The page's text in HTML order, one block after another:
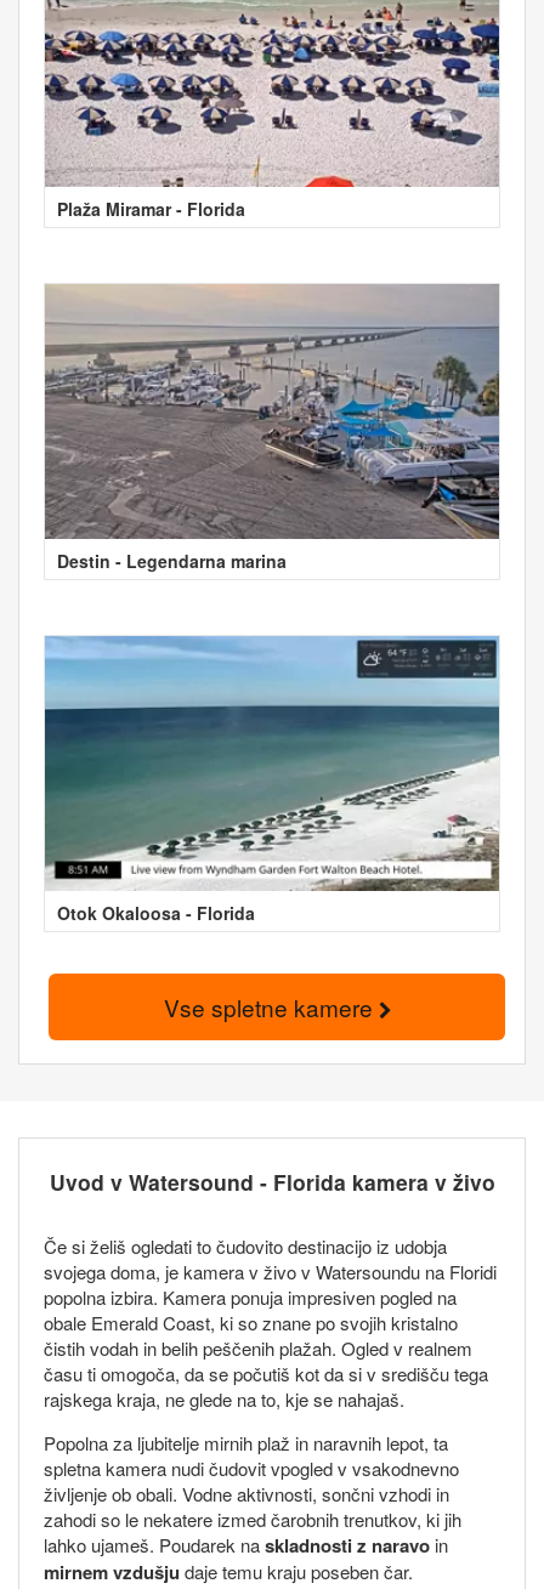
Plaža Miramar - Florida
Destin - Legendarna marina
Otok Okaloosa - Florida
Vse spletne kamere
Uvod v Watersound - Florida kamera v živo
Če si želiš ogledati to čudovito destinacijo iz udobja
svojega doma, je kamera v živo v Watersoundu na Floridi
popolna izbira. Kamera ponuja impresiven pogled na
obale Emerald Coast, ki so znane po svojih kristalno
čistih vodah in belih peščenih plažah. Ogled v realnem
času ti omogoča, da se počutiš kot da si v središču tega
rajskega kraja, ne glede na to, kje se nahajaš.
Popolna za ljubitelje mirnih plaž in naravnih lepot, ta
spletna kamera nudi čudovit vpogled v vsakodnevno
življenje ob obali. Vodne aktivnosti, sončni vzhodi in
zahodi so le nekatere izmed čarobnih trenutkov, ki jih
lahko ujameš. Poudarek naskladnosti z naravo in
mirnem vzdušju daje temu kraju poseben čar.